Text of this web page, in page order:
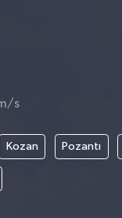
s
Kozan Pozantı